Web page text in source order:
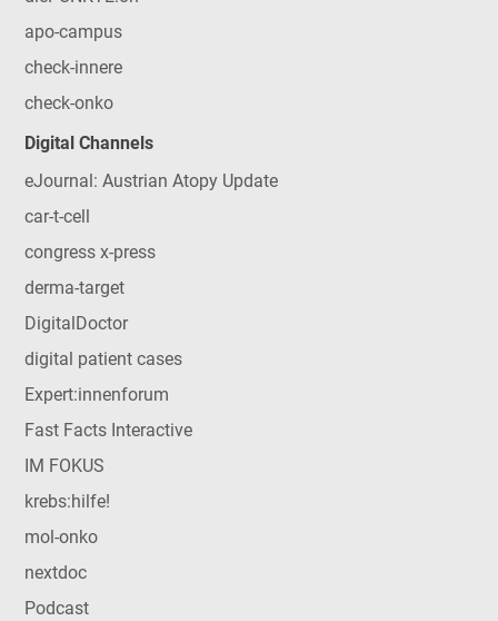
apo-campus
check-innere
check-onko
Digital Channels
eJournal: Austrian Atopy Update
car-t-cell
congress x-press
derma-target
DigitalDoctor
digital patient cases
Expert:innenforum
Fast Facts Interactive
IM FOKUS
krebs:hilfe!
mol-onko
nextdoc
Podcast